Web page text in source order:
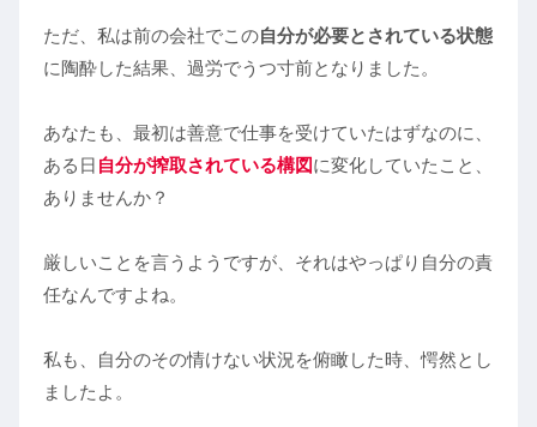
ただ、私は前の会社でこの自分が必要とされている状態
に陶酔した結果、過労でうつ寸前となりました。
あなたも、最初は善意で仕事を受けていたはずなのに、
ある日 自分が搾取されている構図に変化していたこと、
ありませんか？
厳しいことを言うようですが、それはやっぱり自分の責
任なんですよね。
私も、自分のその情けない状況を俯瞰した時、愕然とし
ましたよ。